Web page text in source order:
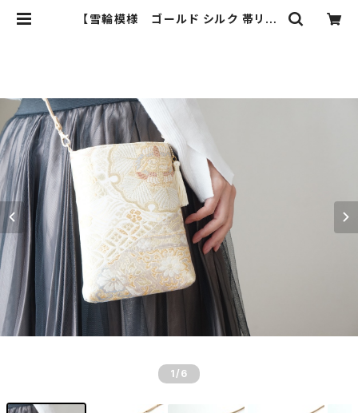
【雪輪模様 ゴールド シルク 帯リメ
1 /6